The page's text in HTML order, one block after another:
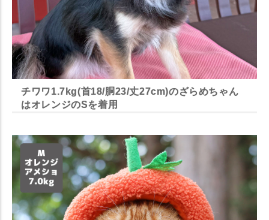
チワワ1.7kg(首18/胴23/丈27cm)のざらめちゃん
はオレンジのSを着用